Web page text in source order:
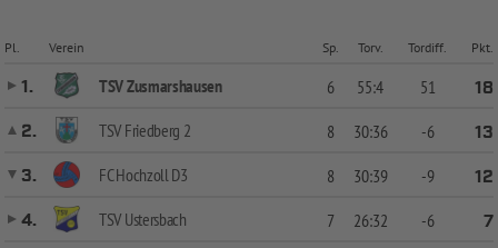
Pl. Verein Sp. Torv. Tordiff. Pkt.
1. TSV Zusmarshausen 6 55:4 51
18
2.
TSV Friedberg 2 8 30:36 -6
13
3.
FC Hochzoll D3 8 30:39 -9
12
4.
TSV Ustersbach 7 26:32 -6
7